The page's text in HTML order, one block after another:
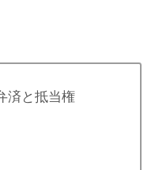
済と抵当権